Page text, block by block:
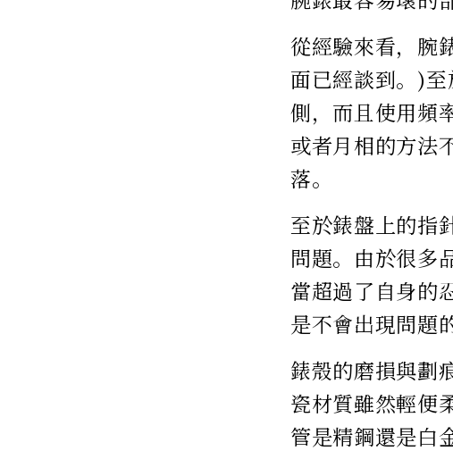
從經驗來看，腕
面已經談到。)
側，而且使用頻
或者月相的方法
落。
至於錶盤上的指
問題。由於很多
當超過了自身的
是不會出現問題
錶殼的磨損與劃
瓷材質雖然輕便
管是精鋼還是白